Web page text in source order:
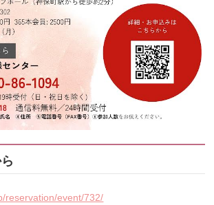
reservation/event/732/